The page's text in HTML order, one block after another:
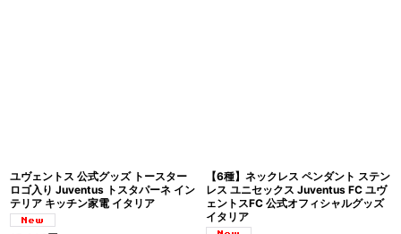
ユヴェントス 公式グッズ トースター
ロゴ入り Juventus トスタパーネ イン
テリア キッチン家電 イタリア
【6種】ネックレス ペンダント ステン
レス ユニセックス Juventus FC ユヴ
ェントスFC 公式オフィシャルグッズ
イタリア